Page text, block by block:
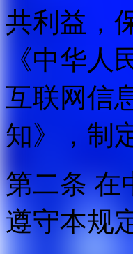
共利益，
《中华
互联网信
知》，制
第二条 在
遵守本规